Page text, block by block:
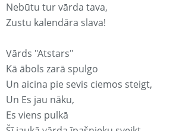
Nebūtu tur vārda tava,
Zustu kalendāra slava!
Vārds "Atstars"
Kā ābols zarā spulgo
Un aicina pie sevis ciemos steigt,
Un Es jau nāku,
Es viens pulkā